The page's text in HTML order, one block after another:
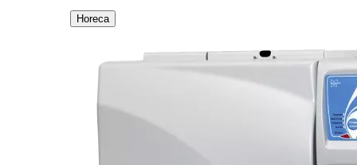
Horeca